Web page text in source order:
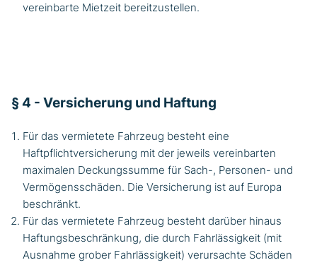
vereinbarte Mietzeit bereitzustellen.
§ 4 - Versicherung und Haftung
Für das vermietete Fahrzeug besteht eine
Haftpflichtversicherung mit der jeweils vereinbarten
maximalen Deckungssumme für Sach-, Personen- und
Vermögensschäden. Die Versicherung ist auf Europa
beschränkt.
Für das vermietete Fahrzeug besteht darüber hinaus
Haftungsbeschränkung, die durch Fahrlässigkeit (mit
Ausnahme grober Fahrlässigkeit) verursachte Schäden